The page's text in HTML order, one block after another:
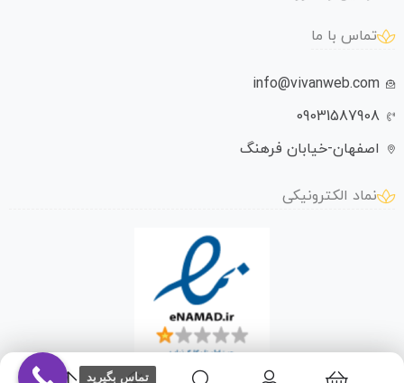
تماس با ما
info@vivanweb.com
09031587908
اصفهان-خیابان فرهنگ
نماد الکترونیکی
تماس بگیرید